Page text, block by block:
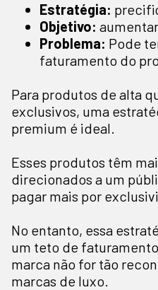
Estratégia:
Objetivo:
Problema: Pode
faturamento do
Para produtos de alta
exclusivos, uma
premium é ideal.
Esses produtos têm
direcionados a um
pagar mais por
No entanto, essa
um teto de
marca não for tão
marcas de luxo.